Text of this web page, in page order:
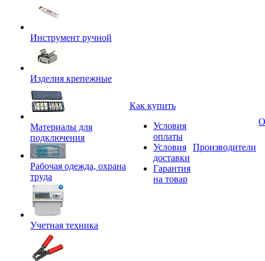
Инструмент ручной
Изделия крепежные
Материалы для
подключения
Рабочая одежда, охрана
труда
Учетная техника
Как купить
Условия
оплаты
Условия
доставки
Гарантия
на товар
Производители